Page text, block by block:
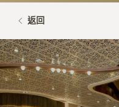
返回